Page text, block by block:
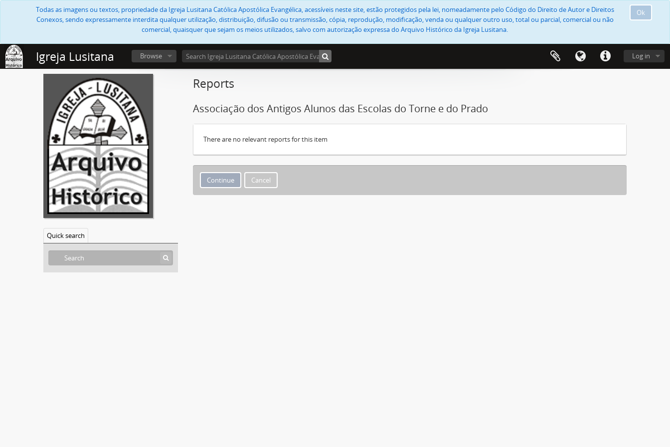
Ok
Todas as imagens ou textos, propriedade da Igreja Lusitana Católica Apostólica Evangélica, acessíveis neste site, estão protegidos pela lei, nomeadamente pelo Código do Direito de Autor e Direitos
Conexos, sendo expressamente interdita qualquer utilização, distribuição, difusão ou transmissão, cópia, reprodução, modificação, venda ou qualquer outro uso, total ou parcial, comercial ou não
comercial, quaisquer que sejam os meios utilizados, salvo com autorização expressa do Arquivo Histórico da Igreja Lusitana.
Igreja Lusitana Log in
Browse
Quick search
Reports
Associação dos Antigos Alunos das Escolas do Torne e do Prado
There are no relevant reports for this item
Cancel